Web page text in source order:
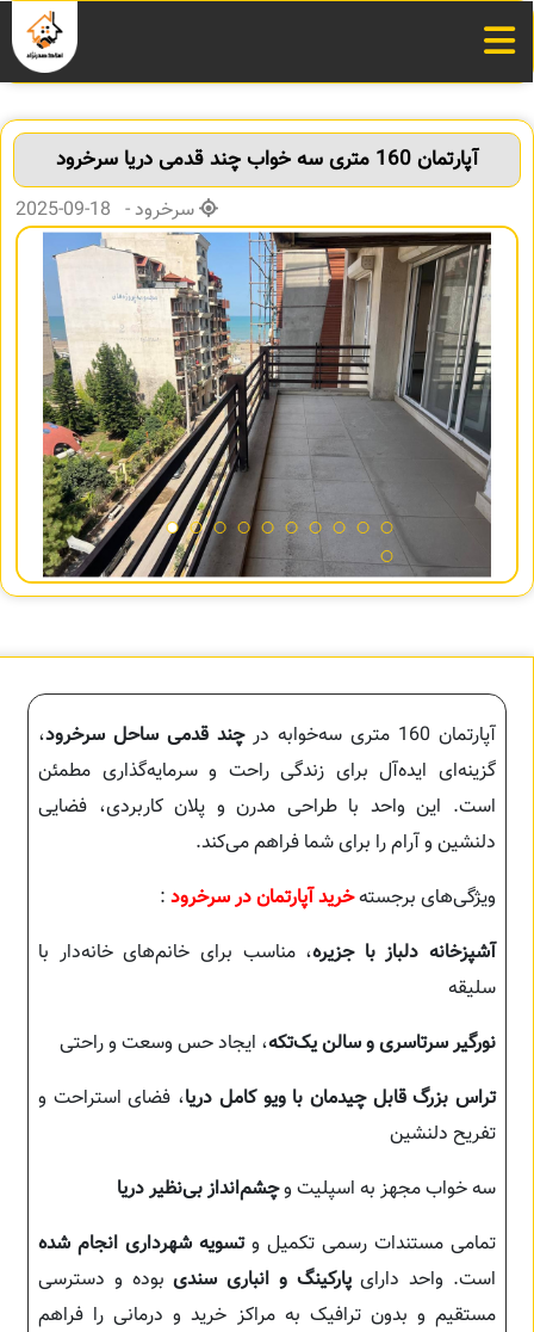
آپارتمان 160 متری سه خواب چند قدمی دریا سرخرود
سرخرود - 18-09-2025
آپارتمان 160 متری سه‌خوابه در چند قدمی ساحل سرخرود،
گزینه‌ای ایده‌آل برای زندگی راحت و سرمایه‌گذاری مطمئن
است. این واحد با طراحی مدرن و پلان کاربردی، فضایی
دلنشین و آرام را برای شما فراهم می‌کند.
ویژگی‌های برجستهخرید آپارتمان در سرخرود :
آشپزخانه دلباز با جزیره، مناسب برای خانم‌های خانه‌دار با
سلیقه
نورگیر سرتاسری و سالن یک‌تکه، ایجاد حس وسعت و راحتی
تراس بزرگ قابل چیدمان با ویو کامل دریا، فضای استراحت و
تفریح دلنشین
سه خواب مجهز به اسپلیت وچشم‌انداز بی‌نظیر دریا
تمامی مستندات رسمی تکمیل وتسویه شهرداری انجام شده
است. واحد دارایپارکینگ و انباری سندیبوده و دسترسی
مستقیم و بدون ترافیک به مراکز خرید و درمانی را فراهم